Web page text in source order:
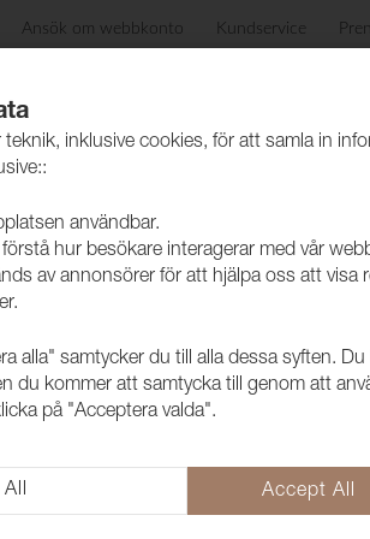
Ansök om webbkonto Kundservice
Skötselråd
Tyg Flamur
1008106
FLAMUR är ett polyestertyg
helt rätt i trend och är ett
dekoration.
teknik, inklusive cookies, för att samla in
användbar.
hur besökare interagerar med vår
av annonsörer för att hjälpa oss att visa
alla" samtycker du till alla dessa syften. Du
du kommer att samtycka till genom att
på "Acceptera valda".
Accept All